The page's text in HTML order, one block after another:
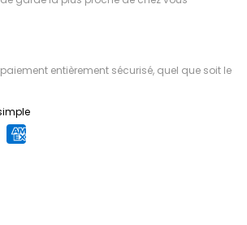
entièrement sécurisé, quel que soit le